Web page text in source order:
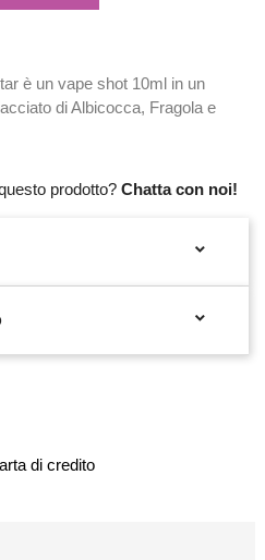
è un vape shot 10ml in un
di Albicocca, Fragola e
prodotto? Chatta con noi!


di credito